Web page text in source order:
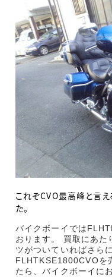
これぞCVO最高峰と言
た。
バイクボーイでは
おります。 買取にあた
ツがついていればさら
FLHTKSE1800CVOを
たら、バイクボーイに